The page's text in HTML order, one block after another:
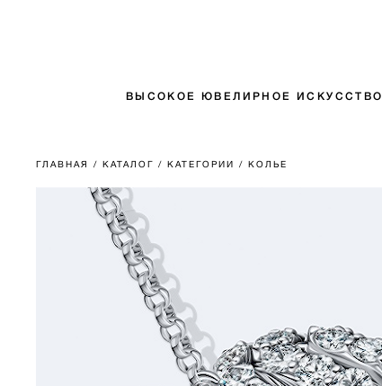
ВЫСОКОЕ ЮВЕЛИРНОЕ ИСКУССТВО
ГЛАВНАЯ / КАТАЛОГ / КАТЕГОРИИ / КОЛЬЕ